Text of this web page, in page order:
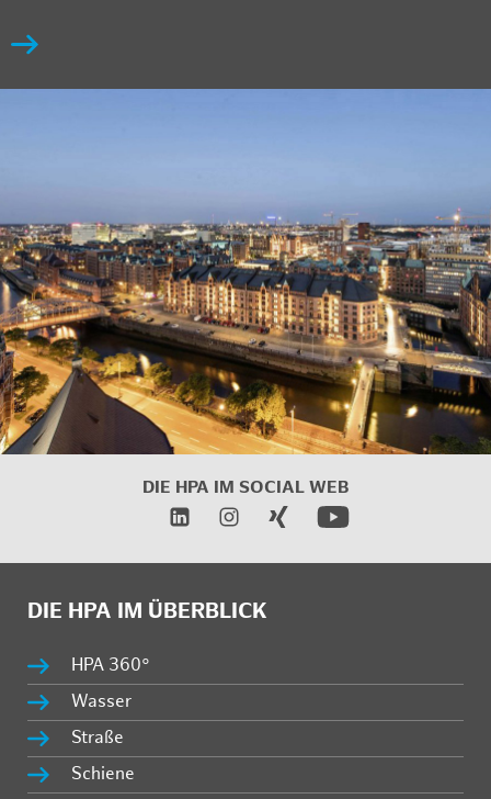
DIE HPA IM SOCIAL WEB
DIE HPA IM ÜBERBLICK
HPA 360°
Wasser
Straße
Schiene